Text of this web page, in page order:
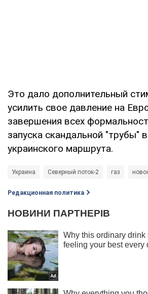
Это дало дополнительный
усилить свое давление на
завершения всех
запуска скандальной "трубы"
украинского маршрута.
Украина Северный поток-2 газ
Редакционная политика